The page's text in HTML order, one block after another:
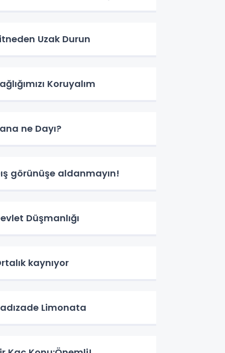
Uzak Durun
Koruyalım
ne Dayı?
görünüşe aldanmayın!
Düşmanlığı
kaynıyor
Limonata